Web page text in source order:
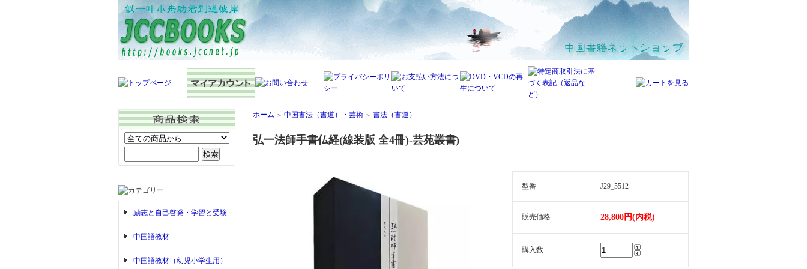
励志と自己啓発・学習と受験
中国語教材
中国語教材（幼児小学生用）
ホーム ＞ 中国書法（書道）・芸術 ＞ 書法（書道）
弘一法師手書仏経(線装版 全4冊)-芸苑叢書)
型番 J29_5512
販売価格 28,800円(内税)
購入数